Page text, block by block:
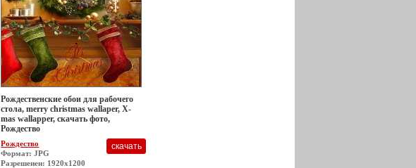
Рождественские обои для рабочего
стола, merry christmas wallaper, X-
mas wallapper, скачать фото,
Рождество
Рождество
Формат: JPG
Разрешеиен: 1920x1200